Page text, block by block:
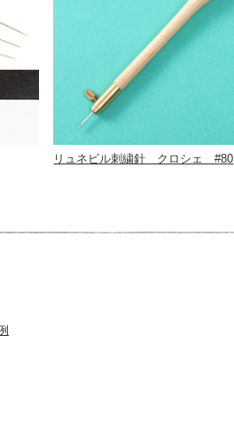
リュネビル刺繍針 クロシェ #80